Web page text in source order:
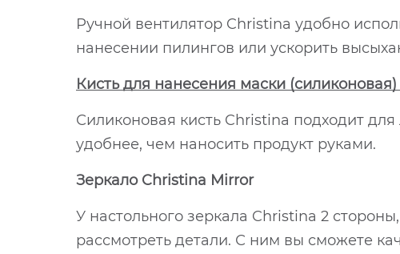
Ручной вентилятор Christina удобно
нанесении пилингов или ускорить
Кисть для нанесения маски
Силиконовая кисть Christina подходит
удобнее, чем наносить продукт руками.
Зеркало Christina Mirror
У настольного зеркала Christina 2
рассмотреть детали. С ним вы сможете